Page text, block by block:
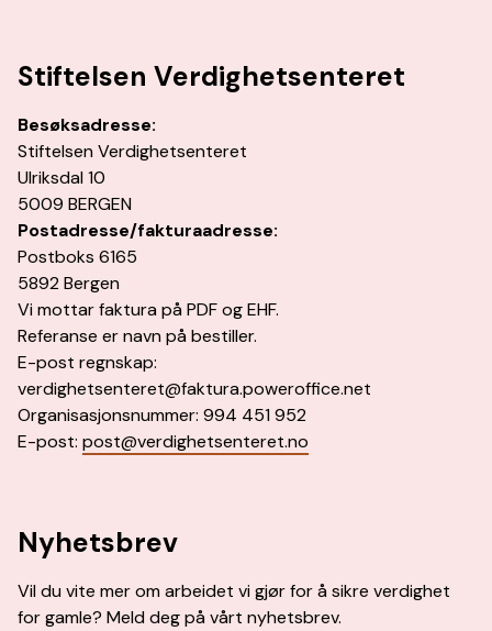
Stiftelsen Verdighetsenteret
Besøksadresse:
Stiftelsen Verdighetsenteret
Ulriksdal 10
5009 BERGEN
Postadresse/fakturaadresse:
Postboks 6165
5892 Bergen
Vi mottar faktura på PDF og EHF.
Referanse er navn på bestiller.
E-post regnskap:
verdighetsenteret@faktura.poweroffice.net
Organisasjonsnummer: 994 451 952
E-post: post@verdighetsenteret.no
Nyhetsbrev
Vil du vite mer om arbeidet vi gjør for å sikre verdighet
for gamle? Meld deg på vårt nyhetsbrev.